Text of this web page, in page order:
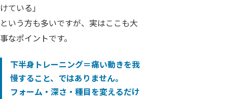
けている」
という方も多いですが、実はここも大
事なポイントです。
下半身トレーニング＝痛い動きを我
慢すること、ではありません。
フォーム・深さ・種目を変えるだけ